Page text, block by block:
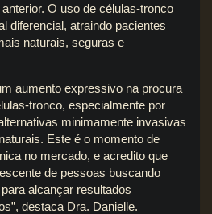
O uso de células-tronco
diferencial, atraindo pacientes
naturais, seguras e
aumento expressivo na procura
tronco, especialmente por
minimamente invasivas
Este é o momento de
no mercado, e acredito que
de pessoas buscando
alcançar resultados
destaca Dra. Danielle.